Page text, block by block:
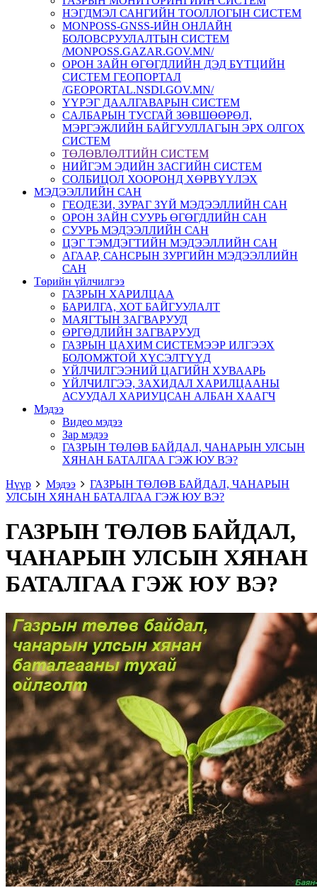
НЭГДМЭЛ САНГИЙН ТООЛЛОГЫН СИСТЕМ
MONPOSS-GNSS-ИЙН ОНЛАЙН
БОЛОВСРУУЛАЛТЫН СИСТЕМ
/MONPOSS.GAZAR.GOV.MN/
ОРОН ЗАЙН ӨГӨГДЛИЙН ДЭД БҮТЦИЙН
СИСТЕМ ГЕОПОРТАЛ
/GEOPORTAL.NSDI.GOV.MN/
ҮҮРЭГ ДААЛГАВАРЫН СИСТЕМ
CАЛБАРЫН ТУСГАЙ ЗӨВШӨӨРӨЛ,
МЭРГЭЖЛИЙН БАЙГУУЛЛАГЫН ЭРХ ОЛГОХ
СИСТЕМ
ТӨЛӨВЛӨЛТИЙН СИСТЕМ
НИЙГЭМ ЭДИЙН ЗАСГИЙН СИСТЕМ
СОЛБИЦОЛ ХООРОНД ХӨРВҮҮЛЭХ
МЭДЭЭЛЛИЙН САН
ГЕОДЕЗИ, ЗУРАГ ЗҮЙ МЭДЭЭЛЛИЙН САН
ОРОН ЗАЙН СУУРЬ ӨГӨГДЛИЙН САН
СУУРЬ МЭДЭЭЛЛИЙН САН
ЦЭГ ТЭМДЭГТИЙН МЭДЭЭЛЛИЙН САН
АГААР, САНСРЫН ЗУРГИЙН МЭДЭЭЛЛИЙН
САН
Төрийн үйлчилгээ
ГАЗРЫН ХАРИЛЦАА
БАРИЛГА, ХОТ БАЙГУУЛАЛТ
МАЯГТЫН ЗАГВАРУУД
ӨРГӨДЛИЙН ЗАГВАРУУД
ГАЗРЫН ЦАХИМ СИСТЕМЭЭР ИЛГЭЭХ
БОЛОМЖТОЙ ХҮСЭЛТҮҮД
ҮЙЛЧИЛГЭЭНИЙ ЦАГИЙН ХУВААРЬ
ҮЙЛЧИЛГЭЭ, ЗАХИДАЛ ХАРИЛЦААНЫ
АСУУДАЛ ХАРИУЦСАН АЛБАН ХААГЧ
Мэдээ
Видео мэдээ
Зар мэдээ
ГАЗРЫН ТӨЛӨВ БАЙДАЛ, ЧАНАРЫН УЛСЫН
ХЯНАН БАТАЛГАА ГЭЖ ЮУ ВЭ?
Нүүр
Мэдээ
ГАЗРЫН ТӨЛӨВ БАЙДАЛ, ЧАНАРЫН
УЛСЫН ХЯНАН БАТАЛГАА ГЭЖ ЮУ ВЭ?
ГАЗРЫН ТӨЛӨВ БАЙДАЛ,
ЧАНАРЫН УЛСЫН ХЯНАН
БАТАЛГАА ГЭЖ ЮУ ВЭ?